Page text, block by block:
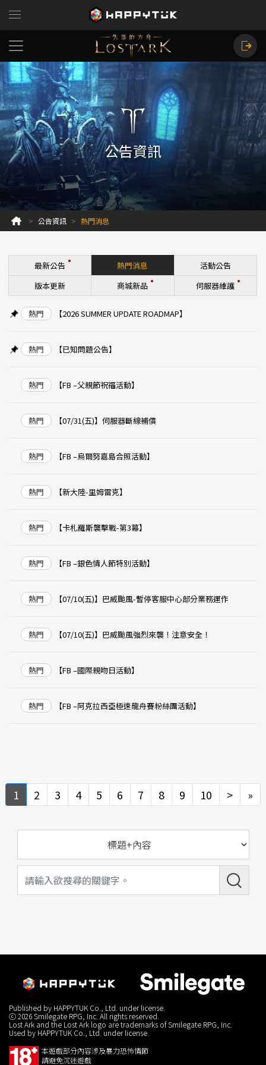
公告資訊
公告資訊 熱門消息
最新公告 熱門消息
活動公告
版本更新
商城新品 伺服器維護
熱門 【2026 SUMMER UPDATE ROADMAP】
熱門 【已知問題公告】
熱門 【FB –父親節祝福活動】
熱門 【07/31(五)】伺服器斷線補償
熱門 【FB –烏爾努嘉島合照活動】
熱門 【新大陸-里姆雷克】
熱門 【卡札羅斯襲擊戰-第3幕】
熱門 【FB –銀色情人節特別活動】
熱門 【07/10(五)】巴威颱風-暫停客服中心部分業務運作
熱門 【07/10(五)】巴威颱風強烈來襲！注意安全！
熱門 【FB –國際親吻日活動】
熱門 【FB –阿克拉西亞極速龍舟賽粉絲團活動】
1 2 3 4 5 6 7 8 9 10 >Next
»
Published by HAPPYTUK Co., Ltd. under license.
ⓒ 2026 Smilegate RPG, Inc. All rights reserved.
Lost Ark and the Lost Ark logo are trademarks of Smilegate RPG, Inc.
Used by HAPPYTUK Co., Ltd. under license.
本遊戲部分內容涉及暴力恐怖情節
請避免沉迷遊戲